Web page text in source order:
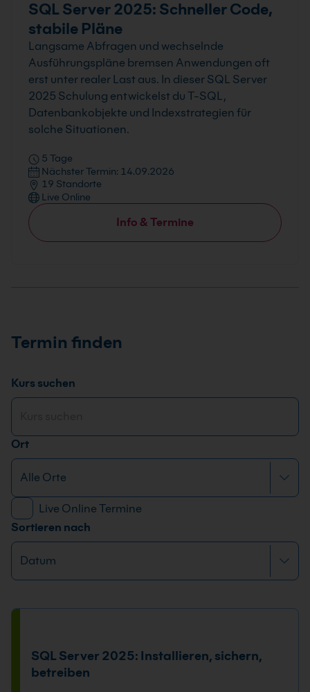
SQL Server 2025: Schneller Code,
stabile Pläne
Langsame Abfragen und wechselnde
Ausführungspläne bremsen Anwendungen oft
erst unter realer Last aus. In dieser SQL Server
2025 Schulung entwickelst du T-SQL,
Datenbankobjekte und Indexstrategien für
solche Situationen.
5 Tage
Nächster Termin: 14.09.2026
19 Standorte
Live Online
Info & Termine
Termin finden
Kurs suchen
Ort
Live Online Termine
Sortieren nach
SQL Server 2025: Installieren, sichern,
betreiben